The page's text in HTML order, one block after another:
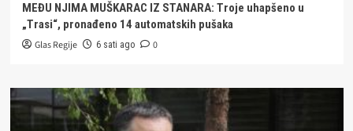
MEĐU NJIMA MUŠKARAC IZ STANARA: Troje uhapšeno u
„Trasi“, pronađeno 14 automatskih pušaka
Glas Regije 6 sati ago 0